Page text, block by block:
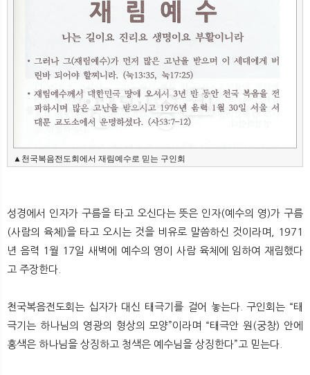
▲천국복음전도회에서 재림예수로 믿는 구인회
성경에서 인자가 구름을 타고 오신다는 뜻은 인자(예수의 영)가 구름
(사람의 육체)을 타고 오시는 것을 비유로 말씀하신 것이라며, 1971
년 음력 1월 17일 새벽에 예수의 영이 사람 육체에 임하여 재림했다
고 주장한다.
천국복음전도회는 십자가 대신 태극기를 걸어 놓는다. 구인회는 “태
극기는 하나님의 영광의 형상의 모양”이라며 “태극안 원(궁창) 안에
홍색은 하나님을 상징하고 청색은 예수님을 상징한다”고 믿는다.